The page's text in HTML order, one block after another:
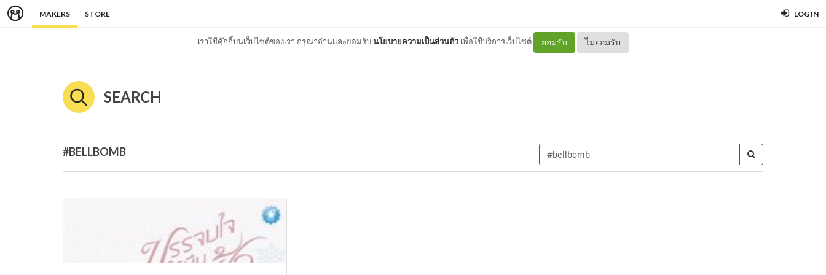
MAKERS STORE LOG IN
เราใช้คุ๊กกี้บนเว็บไซต์ของเรา กรุณาอ่านและยอมรับนโยบายความเป็นส่วนตัว เพื่อใช้บริการเว็บไซต์ ยอมรับ ไม่ยอมรับ
SEARCH
#BELLBOMB